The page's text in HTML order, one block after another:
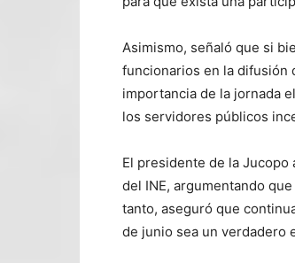
Asimismo, señaló que si
funcionarios en la difusión
importancia de la jornada
los servidores públicos
El presidente de la
del INE, argumentando
tanto, aseguró que
de junio sea un verdadero